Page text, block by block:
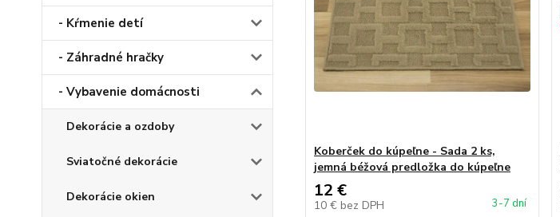
- Kŕmenie detí
- Záhradné hračky
- Vybavenie domácnosti
Dekorácie a ozdoby
Sviatočné dekorácie
Dekorácie okien
Koberček do kúpeľne - Sada 2 ks,
jemná béžová predložka do kúpeľne
12 €
10 € bez DPH 3-7 dní